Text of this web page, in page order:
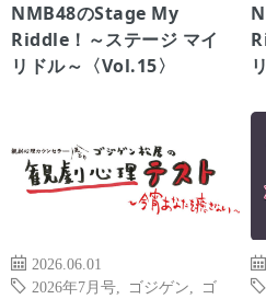
NMB48のStage My
Riddle！～ステージ マイ
リドル～〈Vol.15〉
2026.06.01
2026年7月号
ゴジゲン
ゴ